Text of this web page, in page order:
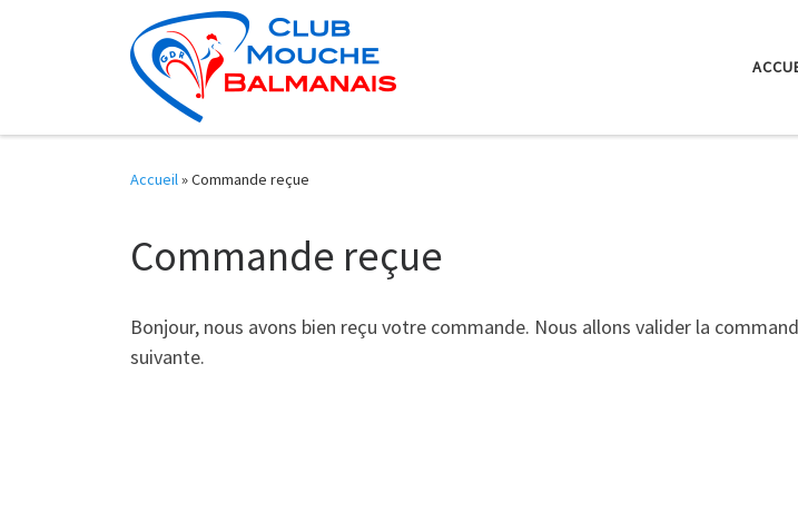
Skip to content
Accueil»Commande reçue
Commande reçue
Bonjour, nous avons bien reçu votre commande. Nous allons valider la
suivante.